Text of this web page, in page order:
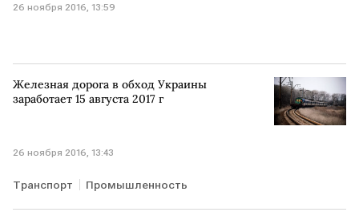
26 ноября 2016, 13:59
Железная дорога в обход Украины
заработает 15 августа 2017 г
26 ноября 2016, 13:43
Транспорт Промышленность